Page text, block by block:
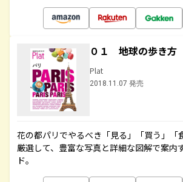
０１ 地球の歩き
Plat
2018.11.07 発売
花の都パリでやるべき「見る」「買う」「
厳選して、豊富な写真と詳細な図解で案内
ド。